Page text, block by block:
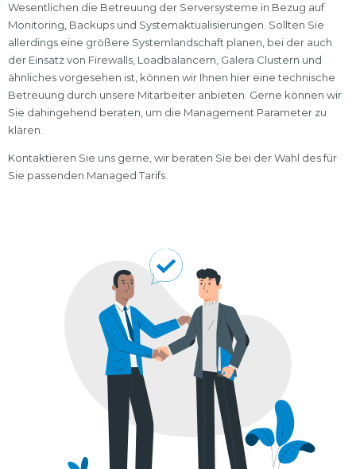
Wesentlichen die Betreuung der Serversysteme in Bezug auf
Monitoring, Backups und Systemaktualisierungen. Sollten Sie
allerdings eine größere Systemlandschaft planen, bei der auch
der Einsatz von Firewalls, Loadbalancern, Galera Clustern und
ähnliches vorgesehen ist, können wir Ihnen hier eine technische
Betreuung durch unsere Mitarbeiter anbieten. Gerne können wir
Sie dahingehend beraten, um die Management Parameter zu
klären.
Kontaktieren Sie uns gerne, wir beraten Sie bei der Wahl des für
Sie passenden Managed Tarifs.